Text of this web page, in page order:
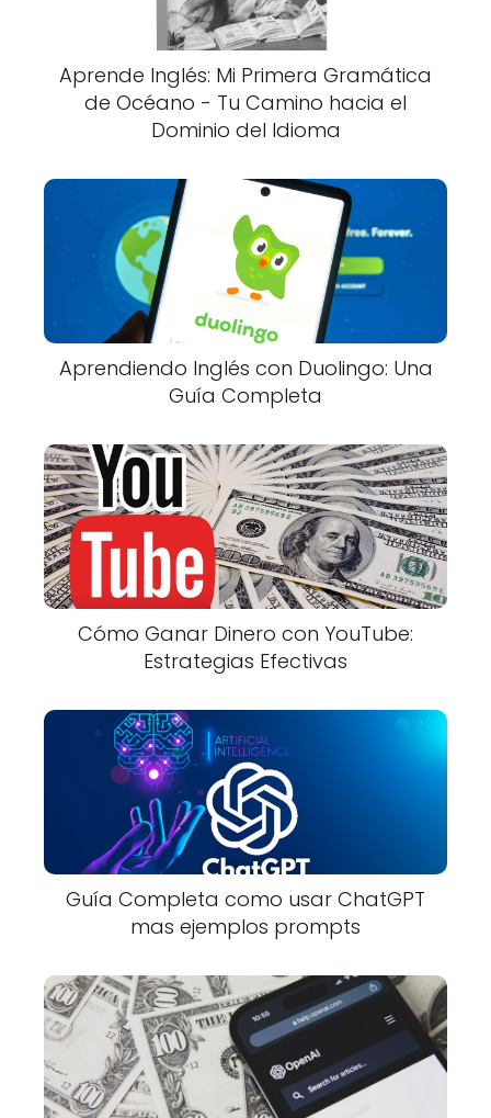
Aprende Inglés: Mi Primera Gramática
de Océano - Tu Camino hacia el
Dominio del Idioma
Aprendiendo Inglés con Duolingo: Una
Guía Completa
Cómo Ganar Dinero con YouTube:
Estrategias Efectivas
Guía Completa como usar ChatGPT
mas ejemplos prompts